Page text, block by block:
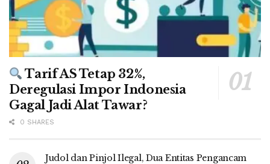
Tarif AS Tetap 32%,
Deregulasi Impor Indonesia
Gagal Jadi Alat Tawar?
0 SHARES
Judol dan Pinjol Ilegal, Dua Entitas Pengancam